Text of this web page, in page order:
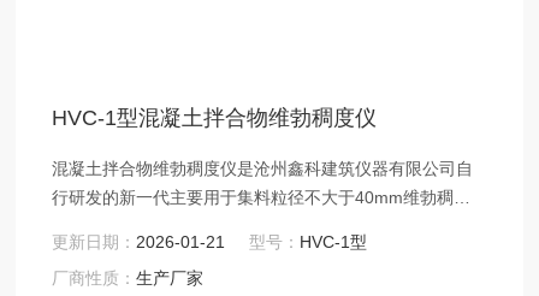
HVC-1型混凝土拌合物维勃稠度仪
混凝土拌合物维勃稠度仪是沧州鑫科建筑仪器有限公司自
行研发的新一代主要用于集料粒径不大于40mm维勃稠度
50080、JG/T248-2009、JG/T 250-2009、JB3043
SL352 ASTMC143、JTG E30和BS1881标准要求。
更新日期： 2026-01-21 型号： HVC-1型
厂商性质：生产厂家